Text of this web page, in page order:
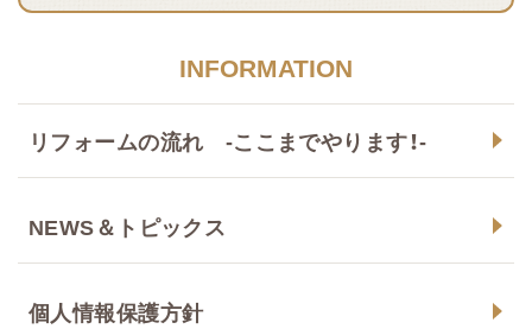
INFORMATION
リフォームの流れ -ここまでやります！-
NEWS＆トピックス
個人情報保護方針